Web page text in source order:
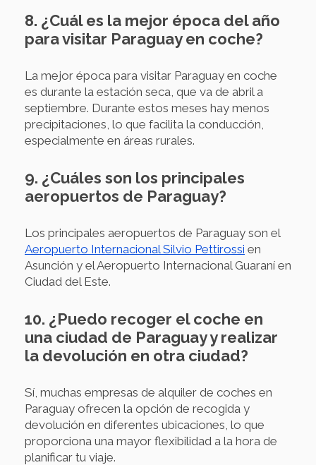
8. ¿Cuál es la mejor época del año
para visitar Paraguay en coche?
La mejor época para visitar Paraguay en coche
es durante la estación seca, que va de abril a
septiembre. Durante estos meses hay menos
precipitaciones, lo que facilita la conducción,
especialmente en áreas rurales.
9. ¿Cuáles son los principales
aeropuertos de Paraguay?
Los principales aeropuertos de Paraguay son el
Aeropuerto Internacional Silvio Pettirossi en
Asunción y el Aeropuerto Internacional Guaraní en
Ciudad del Este.
10. ¿Puedo recoger el coche en
una ciudad de Paraguay y realizar
la devolución en otra ciudad?
Sí, muchas empresas de alquiler de coches en
Paraguay ofrecen la opción de recogida y
devolución en diferentes ubicaciones, lo que
proporciona una mayor flexibilidad a la hora de
planificar tu viaje.